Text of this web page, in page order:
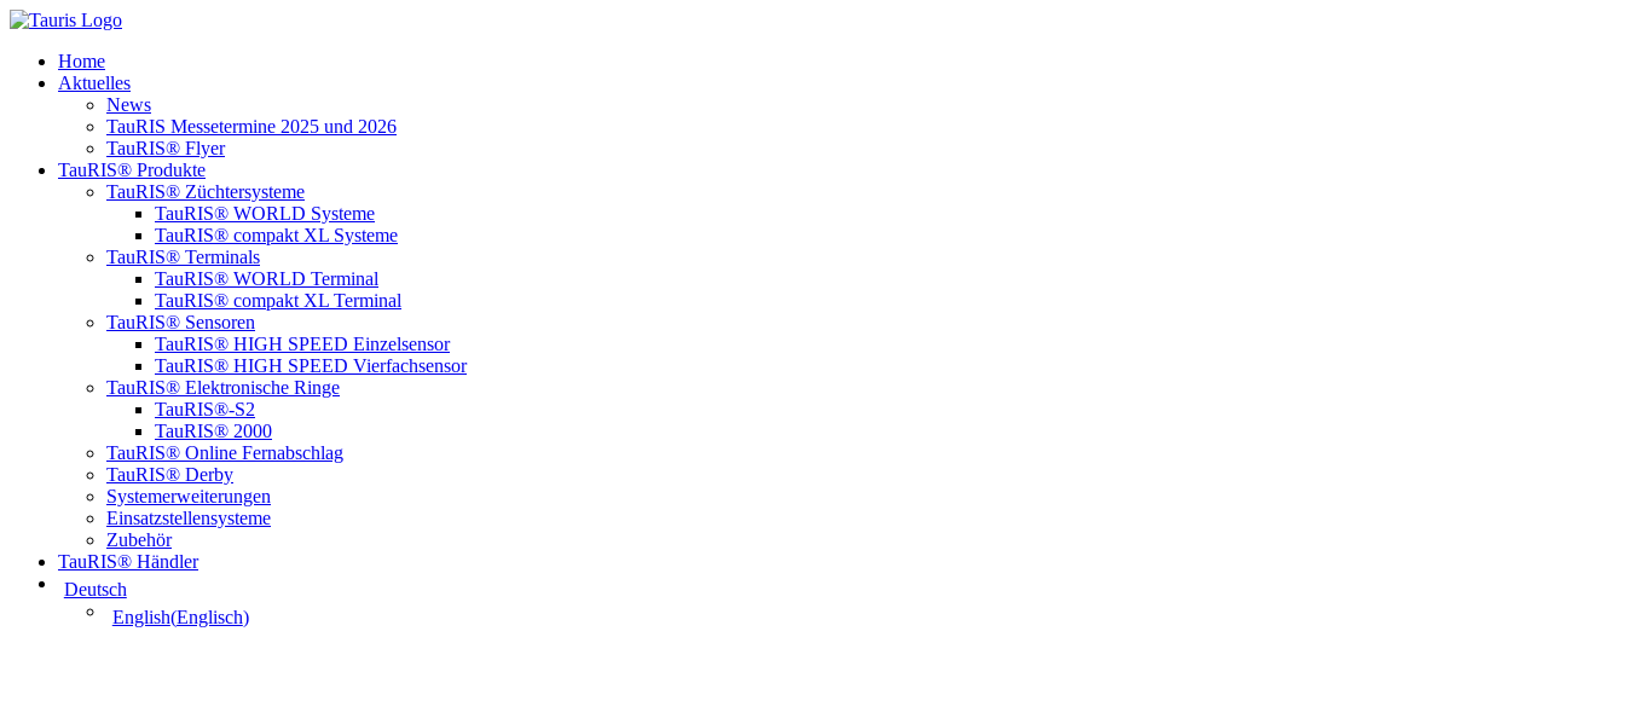
Inhalt
springen
Home
Aktuelles
News
TauRIS Messetermine 2025 und 2026
TauRIS® Flyer
TauRIS® Produkte
TauRIS® Züchtersysteme
TauRIS® WORLD Systeme
TauRIS® compakt XL Systeme
TauRIS® Terminals
TauRIS® WORLD Terminal
TauRIS® compakt XL Terminal
TauRIS® Sensoren
TauRIS® HIGH SPEED Einzelsensor
TauRIS® HIGH SPEED Vierfachsensor
TauRIS® Elektronische Ringe
TauRIS®-S2
TauRIS® 2000
TauRIS® Online Fernabschlag
TauRIS® Derby
Systemerweiterungen
Einsatzstellensysteme
Zubehör
TauRIS® Händler
Deutsch
English(Englisch)